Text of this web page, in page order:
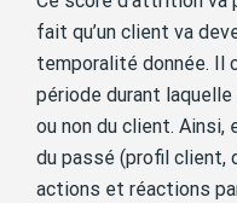
fait qu’un client va
temporalité donnée. Il
période durant
ou non du client. Ainsi,
du passé (profil client,
actions et réactions